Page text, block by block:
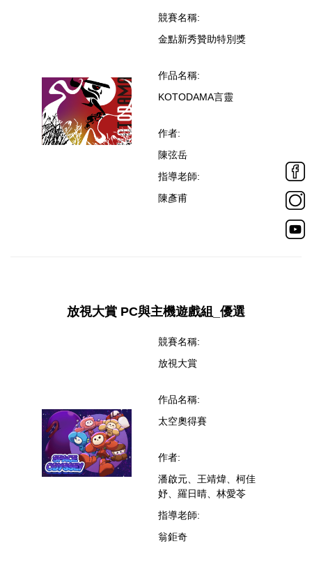
競賽名稱:
金點新秀贊助特別獎
作品名稱:
KOTODAMA言靈
作者:
陳弦岳
指導老師:
陳彥甫
放視大賞 PC與主機遊戲組_優選
競賽名稱:
放視大賞
作品名稱:
太空奧得賽
作者:
潘啟元、王靖煒、柯佳
妤、羅日晴、林愛苓
指導老師:
翁鉅奇